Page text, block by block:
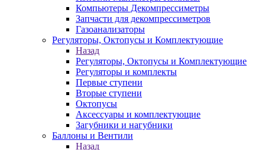
Компьютеры Декомпрессиметры
Запчасти для декомпрессиметров
Газоанализаторы
Регуляторы, Октопусы и Комплектующие
Назад
Регуляторы, Октопусы и Комплектующие
Регуляторы и комплекты
Первые ступени
Вторые ступени
Октопусы
Аксессуары и комплектующие
Загубники и нагубники
Баллоны и Вентили
Назад